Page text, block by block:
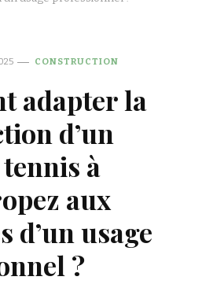
CONSTRUCTION
adapter la
d’un
à
aux
d’un usage
?